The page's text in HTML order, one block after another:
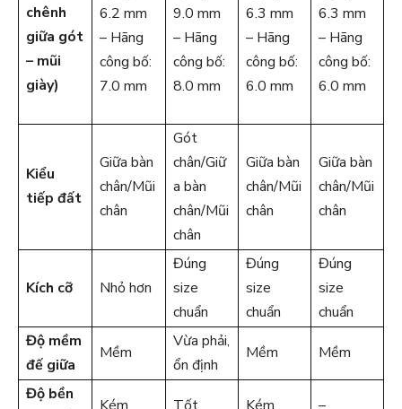
chênh
giữa gót
– mũi
giày)
6.2 mm
– Hãng
công bố:
7.0 mm
9.0 mm
– Hãng
công bố:
8.0 mm
6.3 mm
– Hãng
công bố:
6.0 mm
6.3 mm
– Hãng
công bố:
6.0 mm
Kiểu
tiếp đất
Giữa bàn
chân/Mũi
chân
Gót
chân/Giữ
a bàn
chân/Mũi
chân
Giữa bàn
chân/Mũi
chân
Giữa bàn
chân/Mũi
chân
Kích cỡ Nhỏ hơn
Đúng
size
chuẩn
Đúng
size
chuẩn
Đúng
size
chuẩn
Độ mềm
đế giữa
Mềm
Vừa phải,
ổn định
Mềm Mềm
Độ bền
Kém Tốt Kém –